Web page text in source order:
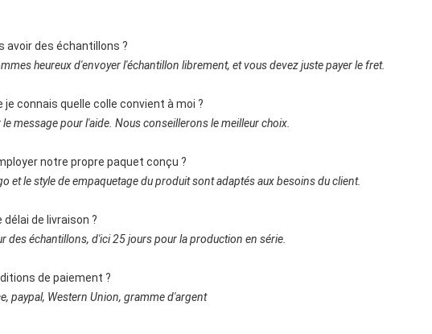
avoir des échantillons ?
heureux d'envoyer l'échantillon librement, et vous devez juste payer le fret.
je connais quelle colle convient à moi ?
message pour l'aide. Nous conseillerons le meilleur choix.
notre propre paquet conçu ?
et le style de empaquetage du produit sont adaptés aux besoins du client.
délai de livraison ?
des échantillons, d'ici 25 jours pour la production en série.
de paiement ?
paypal, Western Union, gramme d'argent